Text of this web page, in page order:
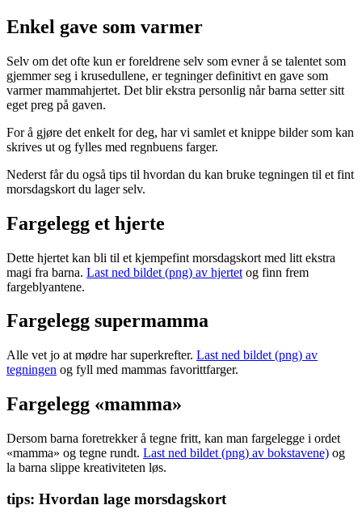
Enkel gave som varmer
Selv om det ofte kun er foreldrene selv som evner å se talentet som
gjemmer seg i krusedullene, er tegninger definitivt en gave som
varmer mammahjertet. Det blir ekstra personlig når barna setter sitt
eget preg på gaven.
For å gjøre det enkelt for deg, har vi samlet et knippe bilder som kan
skrives ut og fylles med regnbuens farger.
Nederst får du også tips til hvordan du kan bruke tegningen til et fint
morsdagskort du lager selv.
Fargelegg et hjerte
Dette hjertet kan bli til et kjempefint morsdagskort med litt ekstra
magi fra barna. Last ned bildet (png) av hjertet og finn frem
fargeblyantene.
Fargelegg supermamma
Alle vet jo at mødre har superkrefter. Last ned bildet (png) av
tegningen og fyll med mammas favorittfarger.
Fargelegg «mamma»
Dersom barna foretrekker å tegne fritt, kan man fargelegge i ordet
«mamma» og tegne rundt. Last ned bildet (png) av bokstavene) og
la barna slippe kreativiteten løs.
tips: Hvordan lage morsdagskort